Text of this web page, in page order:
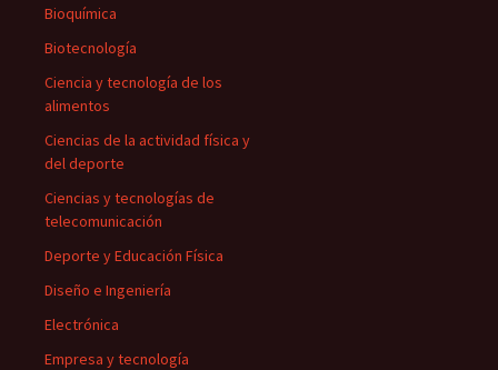
Bioquímica
Biotecnología
Ciencia y tecnología de los
alimentos
Ciencias de la actividad física y
del deporte
Ciencias y tecnologías de
telecomunicación
Deporte y Educación Física
Diseño e Ingeniería
Electrónica
Empresa y tecnología